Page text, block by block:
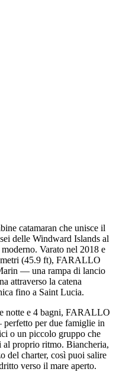
catamaran che unisce il
delle Windward Islands al
Varato nel 2018 e
(45.9 ft), FARALLO
— una rampa di lancio
attraverso la catena
fino a Saint Lucia.
notte e 4 bagni, FARALLO
per due famiglie in
o un piccolo gruppo che
al proprio ritmo. Biancheria,
del charter, così puoi salire
verso il mare aperto.